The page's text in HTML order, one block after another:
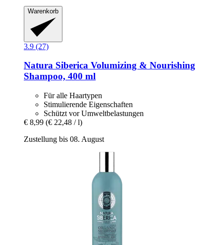
Warenkorb
3.9 (27)
Natura Siberica Volumizing & Nourishing
Shampoo, 400 ml
Für alle Haartypen
Stimulierende Eigenschaften
Schützt vor Umweltbelastungen
€ 8,99 (€ 22,48 / l)
Zustellung bis 08. August